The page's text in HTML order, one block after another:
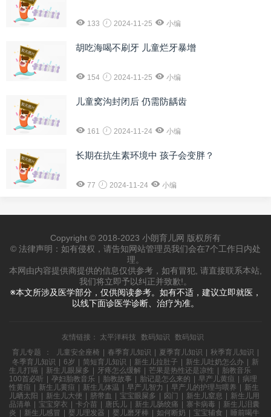
133 2024-11-25 小编
胡吃海喝不刷牙 儿童烂牙暴增
154 2024-11-25 小编
儿童窝沟封闭后 仍需防龋齿
161 2024-11-24 小编
长期在抗生素环境中 孩子会变胖？
77 2024-11-24 小编
Copyright © 2018-2023 小朗育儿网 版权所有
© 法律声明：如有侵权，请告知网站管理员我们会在7个工作日内处
理。
本网由内容提供商提供的信息仅供参考，如有冒犯, 请直接联系本站,
我们将立即予以纠正并致歉!。
※本文所涉及医学部分，仅供阅读参考。如有不适，建议立即就医，
以线下面诊医学诊断、治疗为准。
友情链接： 太平洋科技 数码知识
数码知识
育儿专题
： 儿童安全座椅 春季育儿知识 夏季育儿知识 秋季育儿知识
冬季育儿知识
6岁 简短育儿知识 新生儿拉肚子 新生儿吐奶怎么办
新
生儿打嗝
新生儿眼屎多 牙疼怎么缓解 芒果是热性还是凉性
胎教音乐
100首必听
孕妇胎教音乐 胎教故事 胎记是怎么来的 早产儿黄疸
病理
性黄疸
新生儿黄疸 新生儿体温 早产儿智力 早产儿的护理与喂养
新生
儿晒太阳
新生儿大便 脐带血 宝宝眼屎多 囟门 新生儿窒息
新生儿用
品清单
宝宝穿衣 卡介苗 唐氏儿 新生儿肠绞痛 寨卡病毒
新生儿泪囊
炎
新生儿感冒 婴儿理发器 婴儿磨牙棒 如何断奶 宝宝辅食 睡前喝牛